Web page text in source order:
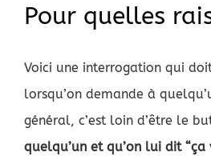
Pour quelles
Voici une interrogation qui
lorsqu’on demande à
général, c’est loin d’être le
quelqu’un et qu’on lui dit “ça